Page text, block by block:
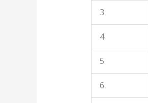
3
4
5
6